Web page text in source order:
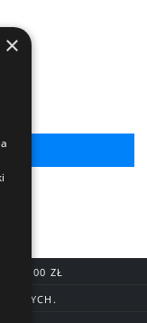
200,00 ZŁ
×